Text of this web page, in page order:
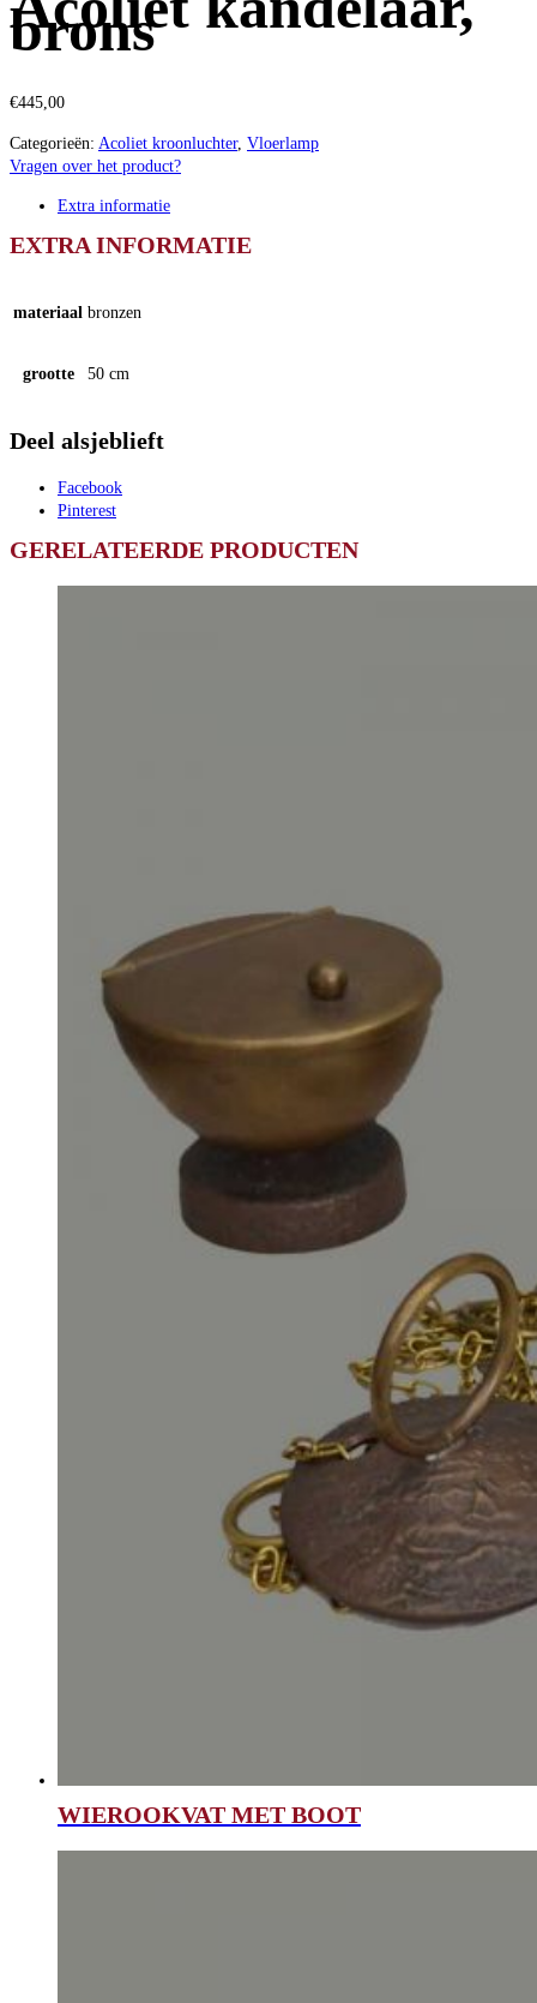
brons
€445,00
Categorieën: Acoliet kroonluchter, Vloerlamp
Vragen over het product?
Extra informatie
EXTRA INFORMATIE
materiaal bronzen
grootte 50 cm
Deel alsjeblieft
Facebook
Pinterest
GERELATEERDE PRODUCTEN
WIEROOKVAT MET BOOT